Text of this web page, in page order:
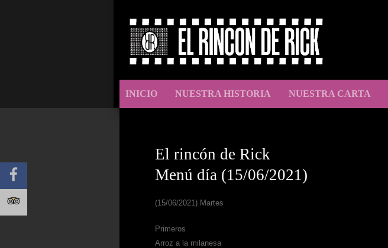
INICIO NUESTRA HISTORIA NUESTRA CARTA
El rincón de Rick
Menú día (15/06/2021)
(15/06/2021) Martes
Primeros
Arroz a la milanesa